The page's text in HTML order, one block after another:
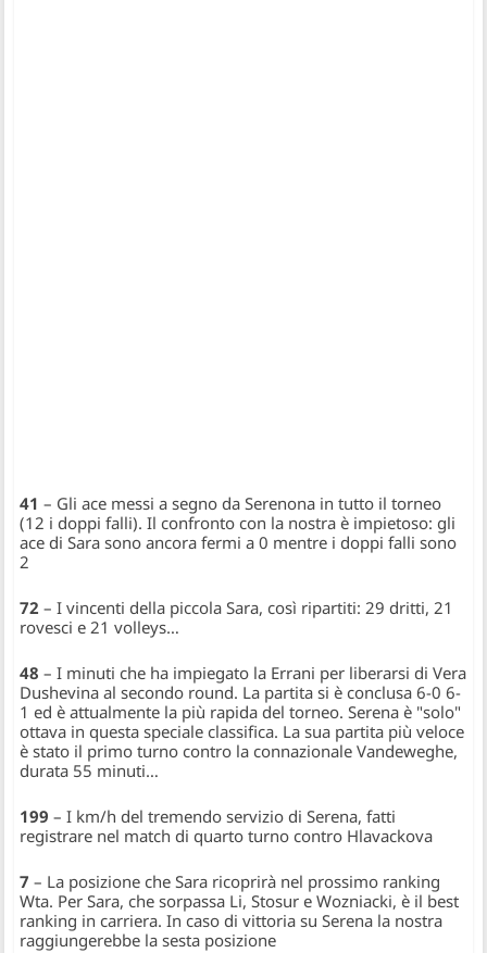
41 – Gli ace messi a segno da Serenona in tutto il torneo
(12 i doppi falli). Il confronto con la nostra è impietoso: gli
ace di Sara sono ancora fermi a 0 mentre i doppi falli sono
2
72 – I vincenti della piccola Sara, così ripartiti: 29 dritti, 21
rovesci e 21 volleys…
48 – I minuti che ha impiegato la Errani per liberarsi di Vera
Dushevina al secondo round. La partita si è conclusa 6-0 6-
1 ed è attualmente la più rapida del torneo. Serena è "solo"
ottava in questa speciale classifica. La sua partita più veloce
è stato il primo turno contro la connazionale Vandeweghe,
durata 55 minuti…
199 – I km/h del tremendo servizio di Serena, fatti
registrare nel match di quarto turno contro Hlavackova
7 – La posizione che Sara ricoprirà nel prossimo ranking
Wta. Per Sara, che sorpassa Li, Stosur e Wozniacki, è il best
ranking in carriera. In caso di vittoria su Serena la nostra
raggiungerebbe la sesta posizione